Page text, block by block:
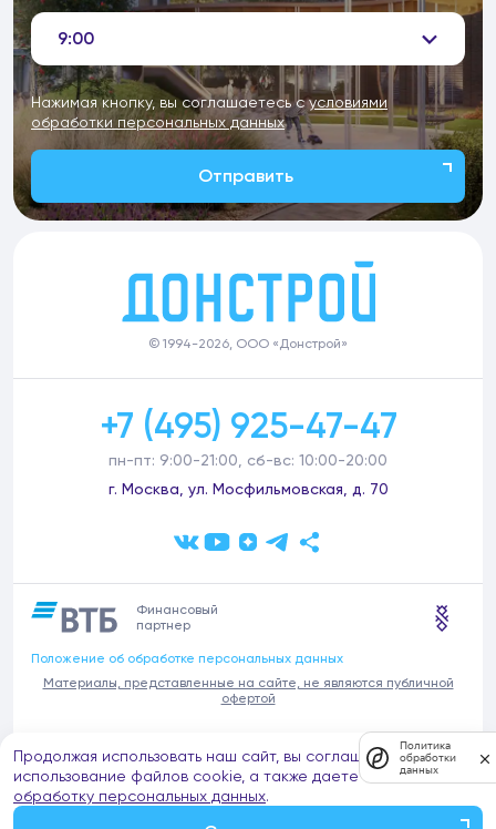
9:00
Нажимая кнопку, вы соглашаетесь сусловиями
обработки персональных данных
Отправить
© 1994-2026, ООО «Донстрой»
+7 (495) 925-47-47
пн-пт: 9:00-21:00, сб-вс: 10:00-20:00
г. Москва, ул. Мосфильмовская, д. 70
Финансовый
партнер
Положение об обработке персональных данных
Материалы, представленные на сайте, не являются публичной
офертой
В связи с участившимися случаями предложений частных услуг от
имени компании Донстрой (проведения ремонтов, продажи
отделочных материалов и т.п.), обращаем внимание на то, что
компания Донстрой не оказывает таких услуг, не имеет
представительств такого профиля и не обращается к частным
Продолжая использовать наш сайт, вы соглашаетесь на
использование файлов cookie, а также даете согласие на
обработку персональных данных.
Политика
обработки
данных